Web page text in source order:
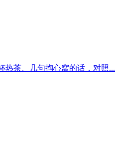
热茶、几句掏心窝的话，对照...